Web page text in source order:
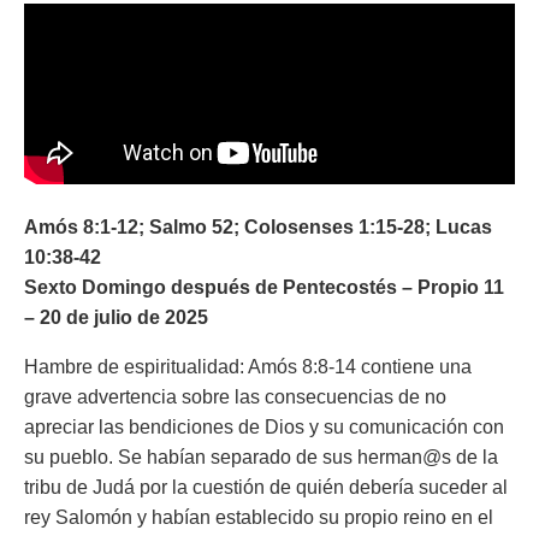
Amós 8:1-12; Salmo 52; Colosenses 1:15-28; Lucas
10:38-42
Sexto Domingo después de Pentecostés – Propio 11
– 20 de julio de 2025
Hambre de espiritualidad: Amós 8:8-14 contiene una
grave advertencia sobre las consecuencias de no
apreciar las bendiciones de Dios y su comunicación con
su pueblo. Se habían separado de sus herman@s de la
tribu de Judá por la cuestión de quién debería suceder al
rey Salomón y habían establecido su propio reino en el